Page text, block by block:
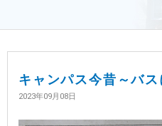
キャンパス今昔～バス
2023年09月08日